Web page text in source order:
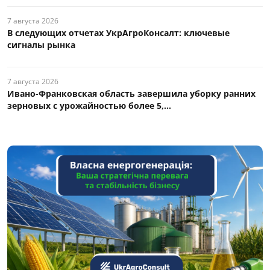
7 августа 2026
В следующих отчетах УкрАгроКонсалт: ключевые
сигналы рынка
7 августа 2026
Ивано-Франковская область завершила уборку ранних
зерновых с урожайностью более 5,...